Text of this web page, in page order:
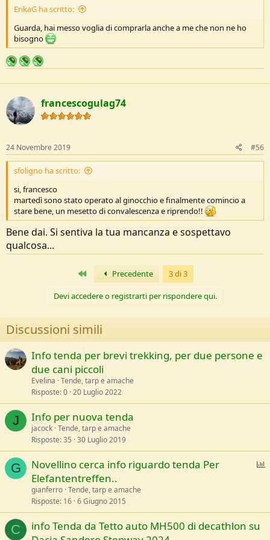
ErikaG ha scritto:
Guarda, hai messo voglia di comprarla anche a me che non ne ho
bisogno
francescogulag74
24 Novembre 2019 #56
sfoligno ha scritto:
si, francesco
martedì sono stato operato al ginocchio e finalmente comincio a
stare bene, un mesetto di convalescenza e riprendo!!
Bene dai. Si sentiva la tua mancanza e sospettavo
qualcosa...
Primo Precedente 3 di 3
Devi accedere o registrarti per rispondere qui.
Discussioni simili
Info tenda per brevi trekking, per due persone e
due cani piccoli
Evelina Tende, tarp e amache
Risposte 0 20 Luglio 2022
J Info per nuova tenda
jacock Tende, tarp e amache
Risposte 35 30 Luglio 2019
G
S
a
Novellino cerca info riguardo tenda Per
Elefantentreffen..
gianferro Tende, tarp e amache
Risposte 16 6 Giugno 2015
C
info Tenda da Tetto auto MH500 di decathlon su